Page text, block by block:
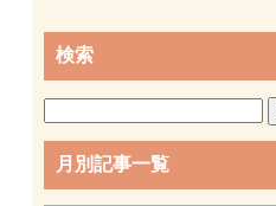
検索
月別記事一覧